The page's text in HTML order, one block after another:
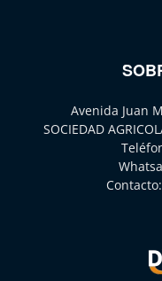
Avenida Juan
SOCIEDAD
Contacto: